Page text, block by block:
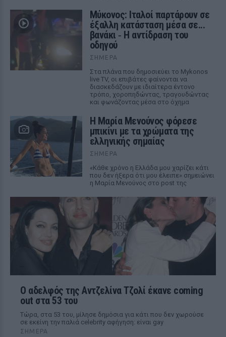
Μύκονος: Ιταλοί παρτάρουν σε
έξαλλη κατάσταση μέσα σε...
βανάκι ‑ Η αντίδραση του
οδηγού
ΣΉΜΕΡΑ
Στα πλάνα που δημοσιεύει το Mykonos
live TV, οι επιβάτες φαίνονται να
διασκεδάζουν με ιδιαίτερα έντονο
τρόπο, χοροπηδώντας, τραγουδώντας
και φωνάζοντας μέσα στο όχημα
Η Μαρία Μενούνος φόρεσε
μπικίνι με τα χρώματα της
ελληνικής σημαίας
ΣΉΜΕΡΑ
«Κάθε χρόνο η Ελλάδα μου χαρίζει κάτι
που δεν ήξερα ότι μου έλειπε» σημειώνει
η Μαρία Μενούνος στο post της
Ο αδελφός της Αντζελίνα Τζολί έκανε coming
out στα 53 του
Τώρα, στα 53 του, μίλησε δημόσια για κάτι που δεν χωρούσε
σε εκείνη την παλιά celebrity αφήγηση: είναι gay
ΣΉΜΕΡΑ